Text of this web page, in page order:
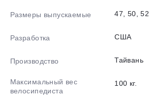
Размеры выпускаемые 47, 50,
Разработка США
Производство Тайвань
Максимальный вес
велосипедиста
100 кг.